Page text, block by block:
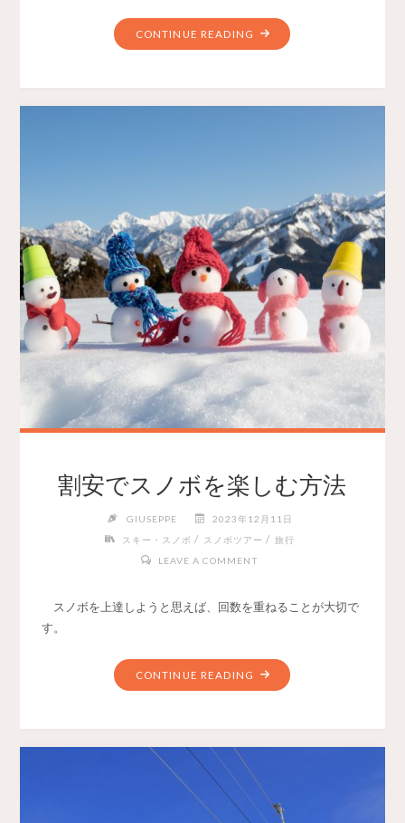
CONTINUE READING
割安でスノボを楽しむ方法
GIUSEPPE
2023年12月11日
スキー・スノボ / スノボツアー / 旅行
LEAVE A COMMENT
スノボを上達しようと思えば、回数を重ねることが大切で
す。
CONTINUE READING